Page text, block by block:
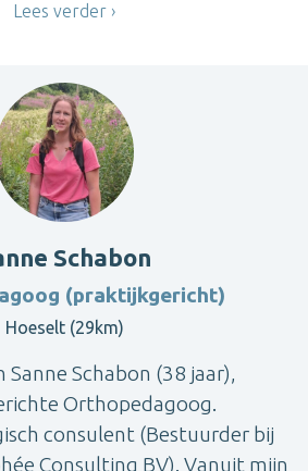
Lees verder
Schabon
(praktijkgericht)
Hoeselt (29km)
Sanne Schabon (38 jaar),
Orthopedagoog.
consulent (Bestuurder bij
Consulting BV). Vanuit mijn